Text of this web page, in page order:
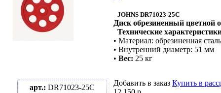
JOHNS DR71023-25C
Диск обрезиненный цветной
Технические
• Материал: обрезиненная сталь
• Внутренний диаметр: 51 мм
• Вес: 25 кг
арт.: DR71023-25C
Добавить в заказ Купить в